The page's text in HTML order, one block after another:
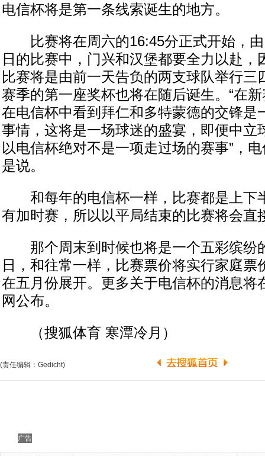
电信杯将是第一条线索诞生的地方。
比赛将在周六的16:45分正式开始，由
日的比赛中，门兴和汉堡都要全力以赴，
比赛将是由前一天告负的两支球队举行三
赛季的第一座奖杯也将在随后诞生。“在
在电信杯中看到拜仁和多特蒙德的交锋是
事情，这将是一场球迷的盛宴，即便中立
以电信杯绝对不是一项走过场的赛事”，
是说。
和每年的电信杯一样，比赛都是上下
有加时赛，所以以平局结束的比赛将会直
那个周末到时候也将是一个五彩缤纷
日，和往常一样，比赛票价将实行家庭票
在五月份展开。更多关于电信杯的消息将
网公布。
（搜狐体育 寒潭冷月）
(责任编辑：Gedicht)
广告